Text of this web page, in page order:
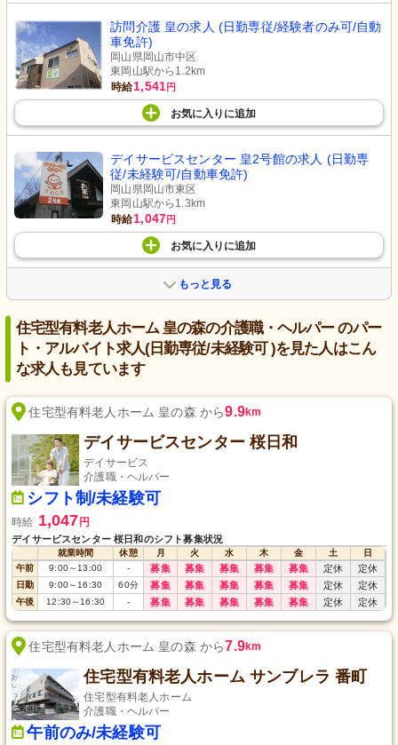
訪問介護 皇の求人 (日勤専従/経験者のみ可/自動
車免許)
岡山県岡山市中区
東岡山駅から1.2km
時給1,541円
お気に入り に追加
デイサービスセンター 皇2号館の求人 (日勤専
従/未経験可/自動車免許)
岡山県岡山市東区
東岡山駅から1.3km
時給1,047円
お気に入り に追加
もっと見る
住宅型有料老人ホーム 皇の森の介護職・ヘルパー のパー
ト・アルバイト求人(日勤専従/未経験可 )を見た人はこん
な求人も見ています
住宅型有料老人ホーム 皇の森 から9.9km
デイサービスセンター 桜日和
デイサービス
介護職・ヘルパー
シフト制/未経験可
時給 1,047 円
デイサービスセンター 桜日和のシフト募集状況
就業時間 休憩 月 火 水 木 金 土
日
午前
9:00～13:00 - 募集 募集 募集 募集 募集 定休 定休
日勤 9:00～16:30 60分 募集 募集 募集 募集 募集 定休 定休
午後 12:30～16:30 - 募集 募集 募集 募集 募集 定休 定休
住宅型有料老人ホーム 皇の森 から7.9km
住宅型有料老人ホーム サンブレラ 番町
住宅型有料老人ホーム
介護職・ヘルパー
午前のみ/未経験可